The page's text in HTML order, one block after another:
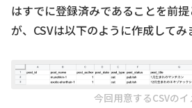
はすでに登録済みであることを前
が、CSVは以下のように作成してみ
今回用意するCSVの